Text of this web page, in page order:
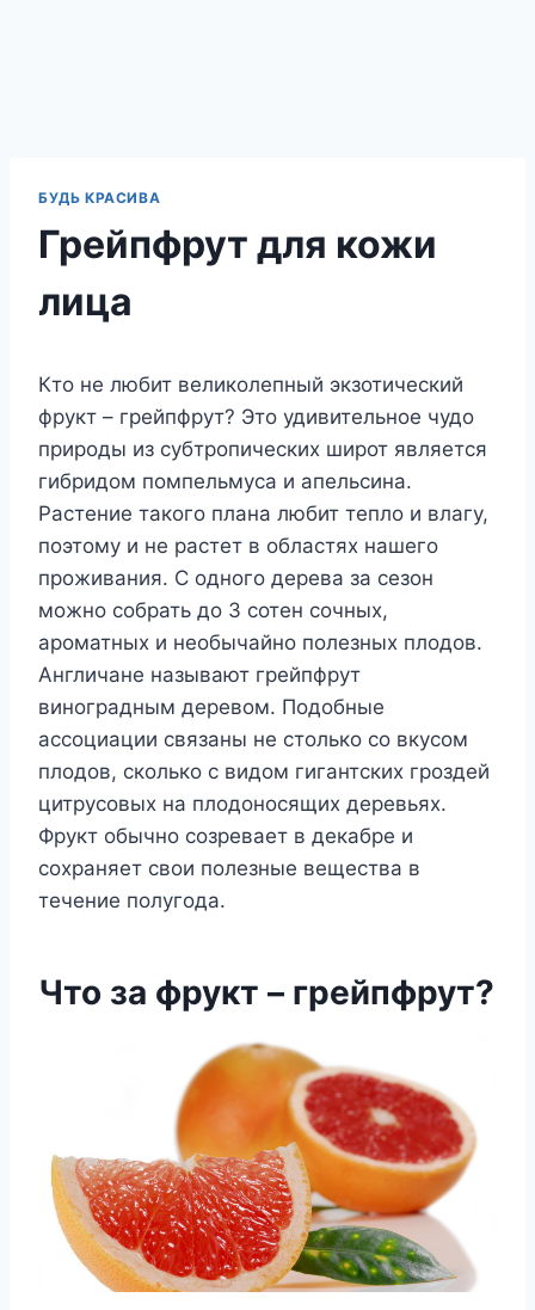
БУДЬ КРАСИВА
Грейпфрут для кожи
лица
Кто не любит великолепный экзотический
фрукт – грейпфрут? Это удивительное чудо
природы из субтропических широт является
гибридом помпельмуса и апельсина.
Растение такого плана любит тепло и влагу,
поэтому и не растет в областях нашего
проживания. С одного дерева за сезон
можно собрать до 3 сотен сочных,
ароматных и необычайно полезных плодов.
Англичане называют грейпфрут
виноградным деревом. Подобные
ассоциации связаны не столько со вкусом
плодов, сколько с видом гигантских гроздей
цитрусовых на плодоносящих деревьях.
Фрукт обычно созревает в декабре и
сохраняет свои полезные вещества в
течение полугода.
Что за фрукт – грейпфрут?